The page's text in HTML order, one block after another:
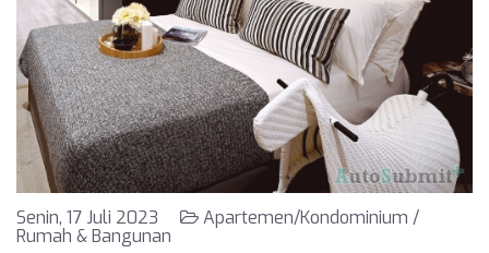
Senin, 17 Juli 2023
Apartemen/Kondominium /
Rumah & Bangunan